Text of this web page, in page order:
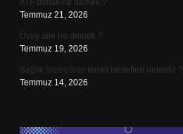
ATF olmak ne demek ?
Temmuz 21, 2026
Üvey aile ne demek ?
Temmuz 19, 2026
Sağlık hizmetinin temel hedefleri nelerdir ?
Temmuz 14, 2026